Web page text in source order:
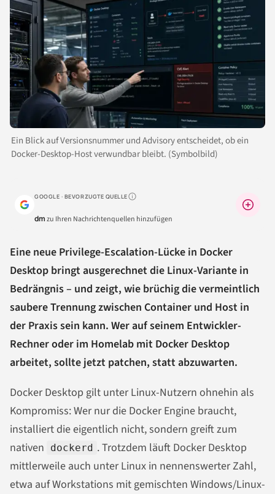
Ein Blick auf Versionsnummer und Advisory entscheidet, ob ein
Docker-Desktop-Host verwundbar bleibt. (Symbolbild)
GOOGLE · BEVORZUGTE QUELLEWarum lohnt sich das?
dmzu Ihren Nachrichtenquellen hinzufügen
Eine neue Privilege-Escalation-Lücke in Docker
Desktop bringt ausgerechnet die Linux-Variante in
Bedrängnis – und zeigt, wie brüchig die vermeintlich
saubere Trennung zwischen Container und Host in
der Praxis sein kann. Wer auf seinem Entwickler-
Rechner oder im Homelab mit Docker Desktop
arbeitet, sollte jetzt patchen, statt abzuwarten.
Docker Desktop gilt unter Linux-Nutzern ohnehin als
Kompromiss: Wer nur die Docker Engine braucht,
installiert die eigentlich nicht, sondern greift zum
nativen
dockerd . Trotzdem läuft Docker Desktop
mittlerweile auch unter Linux in nennenswerter Zahl,
etwa auf Workstations mit gemischten Windows/Linux-